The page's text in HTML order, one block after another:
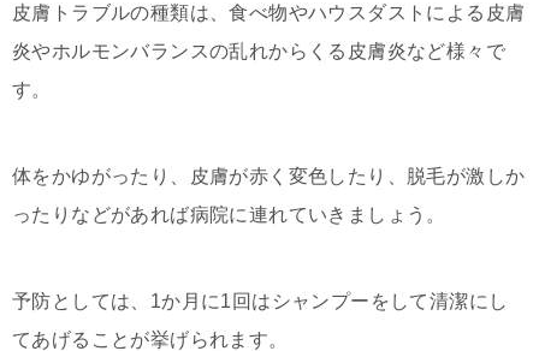
皮膚トラブルの種類は、食べ物やハウスダストによる皮膚
炎やホルモンバランスの乱れからくる皮膚炎など様々で
す。
体をかゆがったり、皮膚が赤く変色したり、脱毛が激しか
ったりなどがあれば病院に連れていきましょう。
予防としては、1か月に1回はシャンプーをして清潔にし
てあげることが挙げられます。